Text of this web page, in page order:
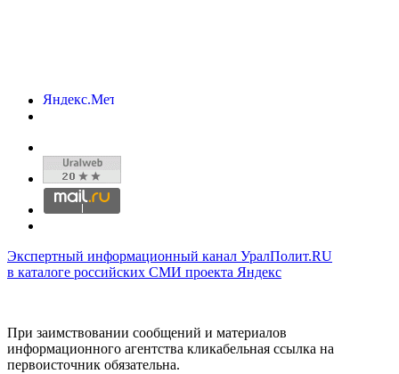
Экспертный информационный канал УралПолит.RU
в каталоге российских СМИ проекта Яндекс
При заимствовании сообщений и материалов
информационного агентства кликабельная ссылка на
первоисточник обязательна.